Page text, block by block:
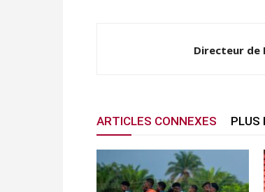
Directeur de
ARTICLES CONNEXES PLUS